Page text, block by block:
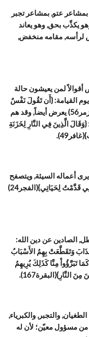
عتو, بمشاعر تجبر
يكذِّب بحق, وهو يعاند
لرأسه, مقامه منخفض,
أقوالاً لمن يعيشون حالة
القيامة: {أَن تَقُولَ نَفْسٌ
يَا حَسْرَتَى علَى مَا فَرَّطتُ فِي جَنبِ اللَّهِ}(الزمر56) يعرض أيضاً, وقد هم
الَّذِينَ فِي النَّارِ لِخَزَنَةِ
أعماله السيئة, ويتصفح
صحيفته, ويرى الأعمال السيئة {يَقُولُ يَا لَيْتَنِي قَدَّمْتُ لِحَيَاتِي}(الفجر24)
الصادين عن دين الله:
وَتَقَطَّعَتْ بِهِمُ الأَسْبَابُ
تَبَرَّؤُواْ مِنَّا كَذَلِكَ يُرِيهِمُ
والتجبر, والكبرياء,
من مسؤول معيّن؛ لأن له